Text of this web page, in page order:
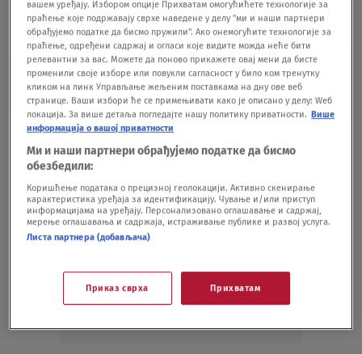
Petrović bila gost jutarnjeg programa "Probudi se".
Podeli vest:
вашем уређају. Избором опције Прихватам омогућићете технологије за
праћење које подржавају сврхе наведене у делу "ми и наши партнери
обрађујемо податке да бисмо пружили". Ако онемогућите технологије за
праћење, одређени садржај и огласи које видите можда неће бити
релевантни за вас. Можете да поново прикажете овај мени да бисте
променили своје изборе или повукли сагласност у било ком тренутку
кликом на линк Управљање жељеним поставкама на дну ове веб
странице. Ваши избори ће се примењивати како је описано у делу: Wеб
локација. За више детаља погледајте нашу политику приватности. Више
информација о вашој приватности
Ми и наши партнери обрађујемо податке да бисмо
обезбедили:
Коришћење података о прецизној геолокацији. Активно скенирање
карактеристика уређаја за идентификацију. Чување и/или приступ
информацијама на уређају. Персонализовано оглашавање и садржај,
мерење оглашавања и садржаја, истраживање публике и развој услуга.
Листа партнера (добављача)
Приказ сврха Прихватам